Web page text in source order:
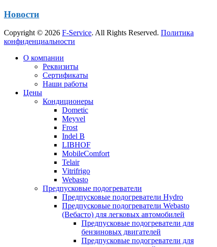
Новости
Copyright © 2026 F-Service. All Rights Reserved. Политика
конфиденциальности
вверх
О компании
Реквизиты
Сертификаты
Наши работы
Цены
Кондиционеры
Dometic
Meyvel
Frost
Indel B
LIBHOF
MobileComfort
Telair
Vitrifrigo
Webasto
Предпусковые подогреватели
Предпусковые подогреватели Hydro
Предпусковые подогреватели Webasto
(Вебасто) для легковых автомобилей
Предпусковые подогреватели для
бензиновых двигателей
Предпусковые подогреватели для